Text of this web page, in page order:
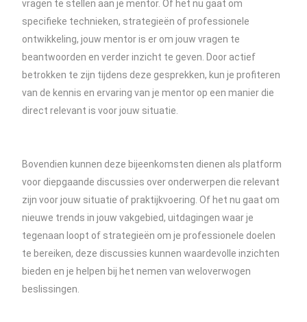
vragen te stellen aan je mentor. Of het nu gaat om
specifieke technieken, strategieën of professionele
ontwikkeling, jouw mentor is er om jouw vragen te
beantwoorden en verder inzicht te geven. Door actief
betrokken te zijn tijdens deze gesprekken, kun je profiteren
van de kennis en ervaring van je mentor op een manier die
direct relevant is voor jouw situatie.
Bovendien kunnen deze bijeenkomsten dienen als platform
voor diepgaande discussies over onderwerpen die relevant
zijn voor jouw situatie of praktijkvoering. Of het nu gaat om
nieuwe trends in jouw vakgebied, uitdagingen waar je
tegenaan loopt of strategieën om je professionele doelen
te bereiken, deze discussies kunnen waardevolle inzichten
bieden en je helpen bij het nemen van weloverwogen
beslissingen.